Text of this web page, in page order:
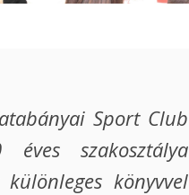
Sport Club
éves szakosztálya
különleges könyvvel